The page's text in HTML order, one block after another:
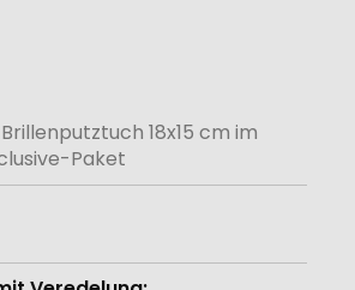
Brillenputztuch 18x15 cm im
Paket